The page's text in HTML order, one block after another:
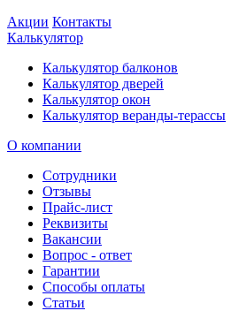
Акции Контакты
Калькулятор
Калькулятор балконов
Калькулятор дверей
Калькулятор окон
Калькулятор веранды-терассы
О компании
Сотрудники
Отзывы
Прайс-лист
Реквизиты
Вакансии
Вопрос - ответ
Гарантии
Способы оплаты
Статьи